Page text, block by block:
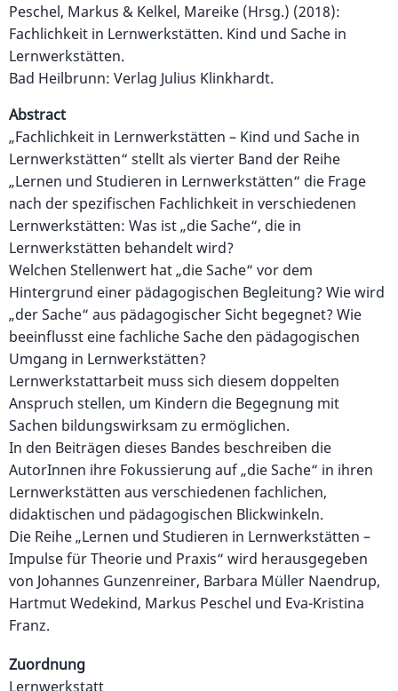
Peschel, Markus & Kelkel, Mareike (Hrsg.) (2018):
Fachlichkeit in Lernwerkstätten. Kind und Sache in
Lernwerkstätten.
Bad Heilbrunn: Verlag Julius Klinkhardt.
Abstract
„Fachlichkeit in Lernwerkstätten – Kind und Sache in
Lernwerkstätten“ stellt als vierter Band der Reihe
„Lernen und Studieren in Lernwerkstätten“ die Frage
nach der spezifischen Fachlichkeit in verschiedenen
Lernwerkstätten: Was ist „die Sache“, die in
Lernwerkstätten behandelt wird?
Welchen Stellenwert hat „die Sache“ vor dem
Hintergrund einer pädagogischen Begleitung? Wie wird
„der Sache“ aus pädagogischer Sicht begegnet? Wie
beeinflusst eine fachliche Sache den pädagogischen
Umgang in Lernwerkstätten?
Lernwerkstattarbeit muss sich diesem doppelten
Anspruch stellen, um Kindern die Begegnung mit
Sachen bildungswirksam zu ermöglichen.
In den Beiträgen dieses Bandes beschreiben die
AutorInnen ihre Fokussierung auf „die Sache“ in ihren
Lernwerkstätten aus verschiedenen fachlichen,
didaktischen und pädagogischen Blickwinkeln.
Die Reihe „Lernen und Studieren in Lernwerkstätten –
Impulse für Theorie und Praxis“ wird herausgegeben
von Johannes Gunzenreiner, Barbara Müller Naendrup,
Hartmut Wedekind, Markus Peschel und Eva-Kristina
Franz.
Zuordnung
Lernwerkstatt